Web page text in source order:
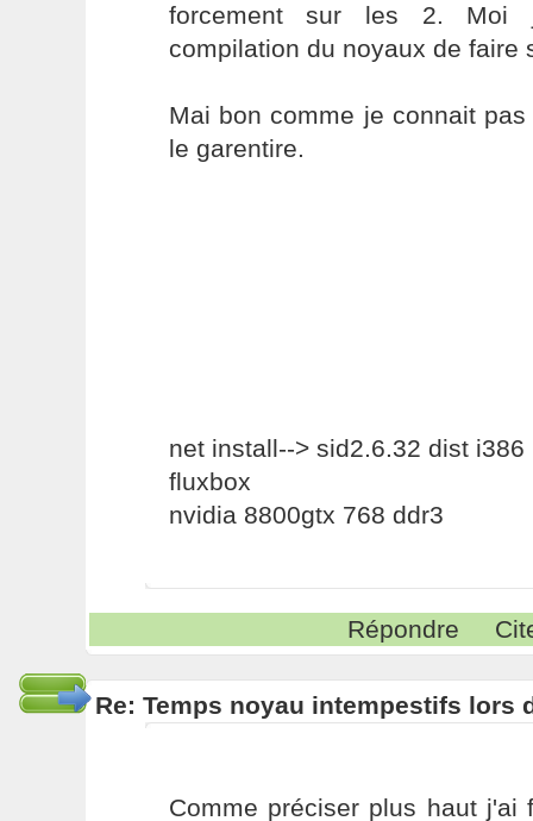
forcement sur les 2. Moi
compilation du noyaux de faire
Mai bon comme je connait
le garentire.
net install--> sid2.6.32 dist i386
fluxbox
nvidia 8800gtx 768 ddr3
Répondre
Re: Temps noyau intempestifs lors
Comme préciser plus haut j'ai